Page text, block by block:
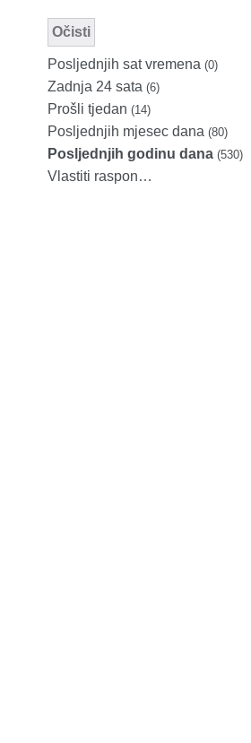
Očisti
Posljednjih sat vremena (0)
Zadnja 24 sata (6)
Prošli tjedan (14)
Posljednjih mjesec dana (80)
Posljednjih godinu dana (530)
Vlastiti raspon…